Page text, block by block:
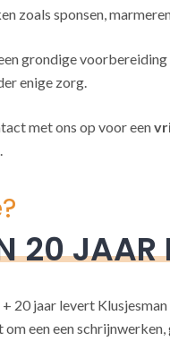
zoals sponsen,
grondige
enige zorg.
met ons op voor een
20 JAAR
+ 20 jaar levert
om een een